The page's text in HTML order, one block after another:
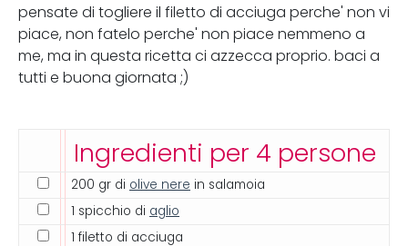
pensate di togliere il filetto di acciuga perche' non vi
piace, non fatelo perche' non piace nemmeno a
me, ma in questa ricetta ci azzecca proprio. baci a
tutti e buona giornata ;)
Ingredienti per 4 persone
200 gr di olive nere in salamoia
1 spicchio di aglio
1 filetto di acciuga